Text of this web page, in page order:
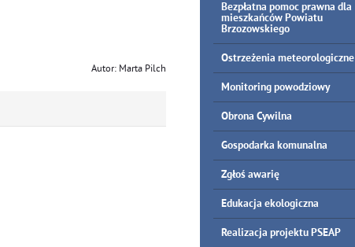
Autor: Marta Pilch
Bezpłatna pomoc prawna dla
mieszkańców Powiatu
Brzozowskiego
Ostrzeżenia meteorologiczne
Monitoring powodziowy
Obrona Cywilna
Gospodarka komunalna
Zgłoś awarię
Edukacja ekologiczna
Realizacja projektu PSEAP